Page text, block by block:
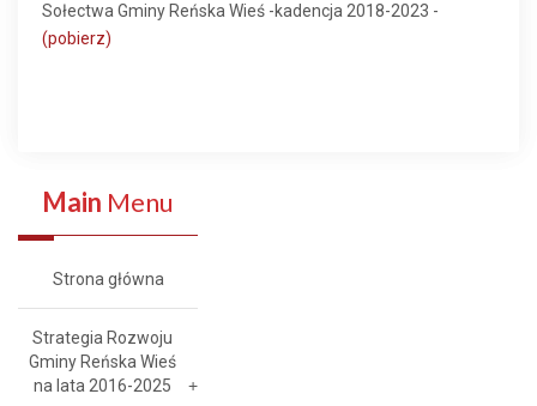
Sołectwa Gminy Reńska Wieś -kadencja 2018-2023 -
(pobierz)
Main Menu
Strona główna
Strategia Rozwoju
Gminy Reńska Wieś
na lata 2016-2025